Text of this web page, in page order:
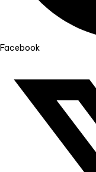
Facebook